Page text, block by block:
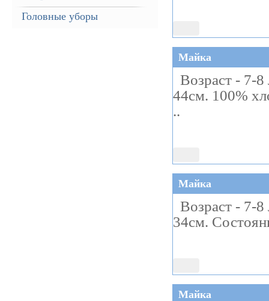
Головные уборы
Майка
Возраст - 7-
44см. 100%
..
Майка
Возраст - 7-
34см.
Майка